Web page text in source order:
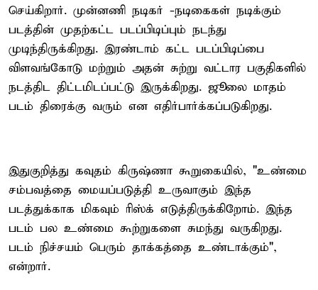
செய்கிறார். முன்னணி நடிகர் -நடிகைகள் நடிக்கும்
படத்தின் முதற்கட்ட படப்பிடிப்பும் நடந்து
முடிந்திருக்கிறது. இரண்டாம் கட்ட படப்பிடிப்பை
விளவங்கோடு மற்றும் அதன் சுற்று வட்டார பகுதிகளில்
நடத்திட திட்டமிடப்பட்டு இருக்கிறது. ஜூலை மாதம்
படம் திரைக்கு வரும் என எதிர்பார்க்கப்படுகிறது.
இதுகுறித்து கவுதம் கிருஷ்ணா கூறுகையில், "உண்மை
சம்பவத்தை மையப்படுத்தி உருவாகும் இந்த
படத்துக்காக மிகவும் ரிஸ்க் எடுத்திருக்கிறோம். இந்த
படம் பல உண்மை கூற்றுகளை சுமந்து வருகிறது.
படம் நிச்சயம் பெரும் தாக்கத்தை உண்டாக்கும்",
என்றார்.